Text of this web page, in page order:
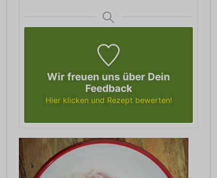
Wir freuen uns über Dein
Feedback
Hier klicken und Rezept bewerten!